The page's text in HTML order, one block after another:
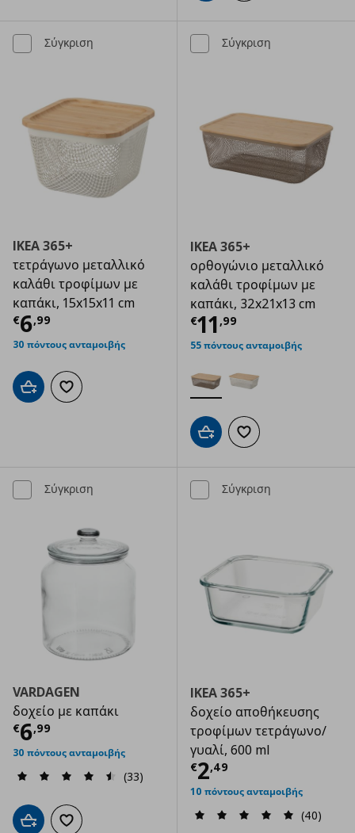
Σύγκριση
IKEA 365+
τετράγωνο μεταλλικό
καλάθι τροφίμων με
καπάκι, 15x15x11 cm
€6,99
Τρέχουσα τιμή € 6,99
30 πόντους ανταμοιβής
Προσθήκη στο καλάθι
Προσθήκη στα αγαπημένα
Σύγκριση
IKEA 365+
ορθογώνιο μεταλλικό
καλάθι τροφίμων με
καπάκι, 32x21x13 cm
€11 ,99
Τρέχουσα
55 πόντους ανταμοιβής
Προσθήκη στο καλάθι
Προσθήκη στα
Σύγκριση
VARDAGEN
δοχείο με καπάκι
€6,99
Τρέχουσα τιμή € 6,99
30 πόντους ανταμοιβής
(33)
Προσθήκη στο καλάθι
Προσθήκη στα αγαπημένα
Σύγκριση
IKEA 365+
δοχείο αποθήκευσης
τροφίμων τετράγωνο/
γυαλί, 600 ml
€2,49
Τρέχουσα
10 πόντους ανταμοιβής
(40)